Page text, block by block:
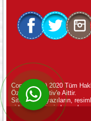
WhatsApp
Copyright (c) 2020 Tüm
Özkar Otomotiv'e Aittir.
Sitemizdeki yazıların,
videoların izinsiz
yasaktır.